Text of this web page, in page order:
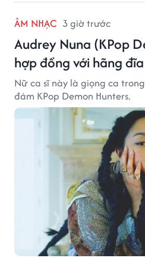
ÂM NHẠC 3 giờ trước
Audrey Nuna (KPop
hợp đồng với hãng
Nữ ca sĩ này là giọng ca
đám KPop Demon Hunters.